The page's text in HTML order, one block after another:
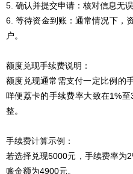
5. 确认并提交申请：核对信息无
6. 等待资金到账：通常情况下，
户。
额度兑现手续费说明：
额度兑现通常需支付一定比例的
咩便荔卡的手续费率大致在1%
整。
手续费计算示例：
若选择兑现5000元，手续费率为
账金额为4900元。